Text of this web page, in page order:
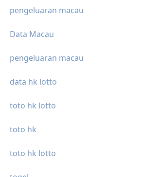
pengeluaran macau
Data Macau
pengeluaran macau
data hk lotto
toto hk lotto
toto hk
toto hk lotto